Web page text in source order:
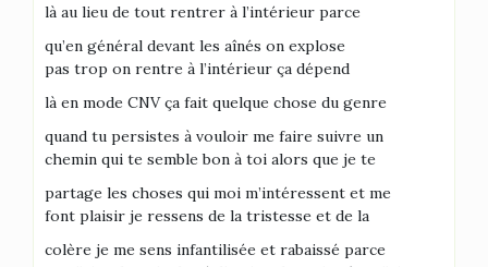
là au lieu de tout rentrer à l’intérieur parce
qu’en général devant les aînés on explose
pas trop on rentre à l’intérieur ça dépend
là en mode CNV ça fait quelque chose du genre
quand tu persistes à vouloir me faire suivre un
chemin qui te semble bon à toi alors que je te
partage les choses qui moi m’intéressent et me
font plaisir je ressens de la tristesse et de la
colère je me sens infantilisée et rabaissé parce